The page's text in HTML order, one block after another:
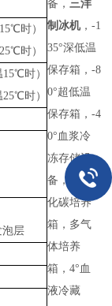
时）
时）
时）
时）
泡层
备，三洋
制冰机，-1
35°深低温
保存箱，-8
0°超低温
保存箱，-4
0°血浆冷
冻存储设
备，二氧
化碳培养
箱，多气
体培养
箱，4°血
液冷藏